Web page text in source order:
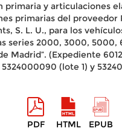
primaria y articulaciones
primarias del proveedor
S. L. U., para los
series 2000, 3000, 5000,
Madrid”. (Expediente
(lote 1) y
PDF HTML EPUB